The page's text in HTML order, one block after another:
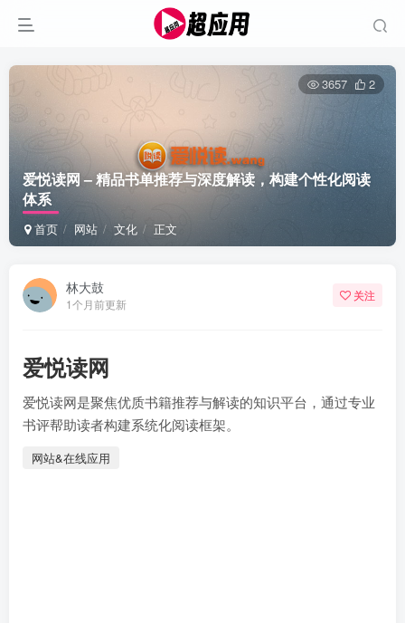
爱悦读网 – 精品书单推荐与深度解读，构建个性化阅读
体系
首页 网站 文化 正文
3657 2
林大鼓
1个月前更新
关注
爱悦读网
爱悦读网是聚焦优质书籍推荐与解读的知识平台，通过专业
书评帮助读者构建系统化阅读框架。
网站&在线应用